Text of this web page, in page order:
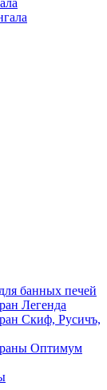
банных печей
Легенда
Скиф, Русичъ,
Оптимум